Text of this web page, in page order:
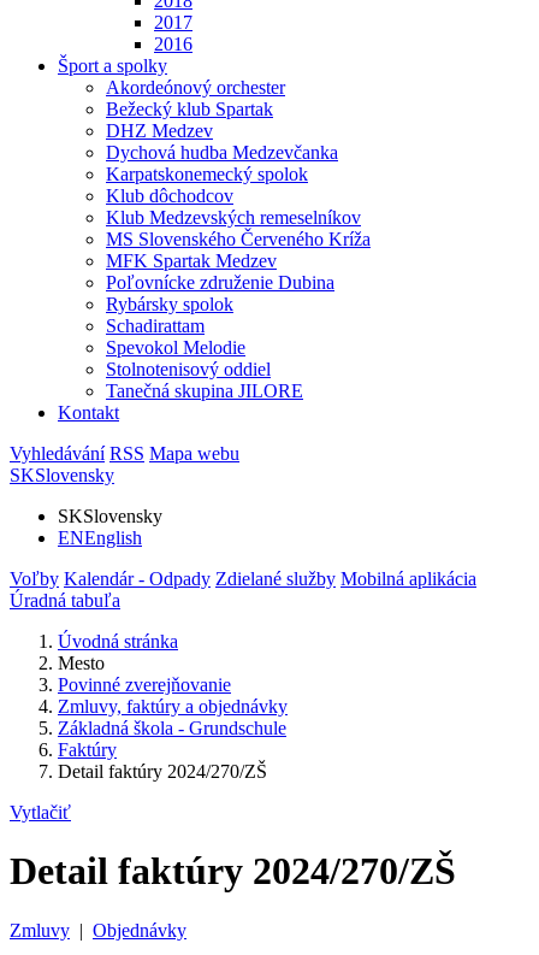
2017
2016
Šport a spolky
Akordeónový orchester
Bežecký klub Spartak
DHZ Medzev
Dychová hudba Medzevčanka
Karpatskonemecký spolok
Klub dôchodcov
Klub Medzevských remeselníkov
MS Slovenského Červeného Kríža
MFK Spartak Medzev
Poľovnícke združenie Dubina
Rybársky spolok
Schadirattam
Spevokol Melodie
Stolnotenisový oddiel
Tanečná skupina JILORE
Kontakt
Vyhledávání RSS Mapa webu
SKSlovensky
SKSlovensky
ENEnglish
Voľby Kalendár - Odpady Zdielané služby Mobilná aplikácia
Úradná tabuľa
Úvodná stránka
Mesto
Povinné zverejňovanie
Zmluvy, faktúry a objednávky
Základná škola - Grundschule
Faktúry
Detail faktúry 2024/270/ZŠ
Vytlačiť
Detail faktúry 2024/270/ZŠ
Zmluvy | Objednávky